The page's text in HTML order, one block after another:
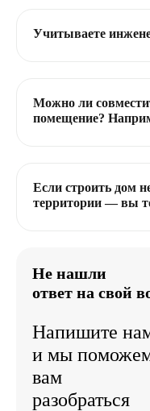
Учитываете
Можно ли
помещение?
Если строить дом
территории — вы
Не нашли
ответ на свой
Напишите
и мы
вам
разобраться